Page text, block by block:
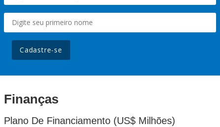
Cadastre-se
Finanças
Plano De Financiamento (US$ Milhões)